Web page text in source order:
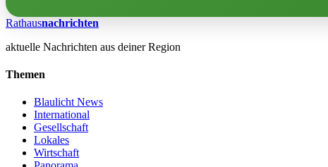
Rathausnachrichten
aktuelle Nachrichten aus deiner Region
Themen
Blaulicht News
International
Gesellschaft
Lokales
Wirtschaft